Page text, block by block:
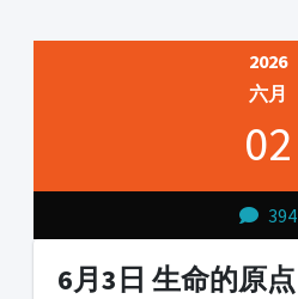
2026
六月
02
394
6月3日 生命的原点